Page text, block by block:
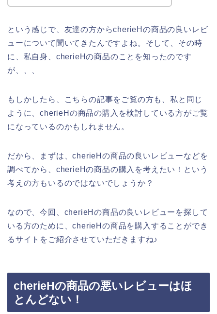
という感じで、友達の方からcherieHの商品の良いレビ
ューについて聞いてきたんですよね。そして、その時
に、私自身、cherieHの商品のことを知ったのです
が、、、
もしかしたら、こちらの記事をご覧の方も、私と同じ
ように、cherieHの商品の購入を検討している方がご覧
になっているのかもしれません。
だから、まずは、cherieHの商品の良いレビューなどを
調べてから、cherieHの商品の購入を考えたい！という
考えの方もいるのではないでしょうか？
なので、今回、cherieHの商品の良いレビューを探して
いる方のために、cherieHの商品を購入することができ
るサイトをご紹介させていただきますね♪
cherieHの商品の悪いレビューはほ
とんどない！